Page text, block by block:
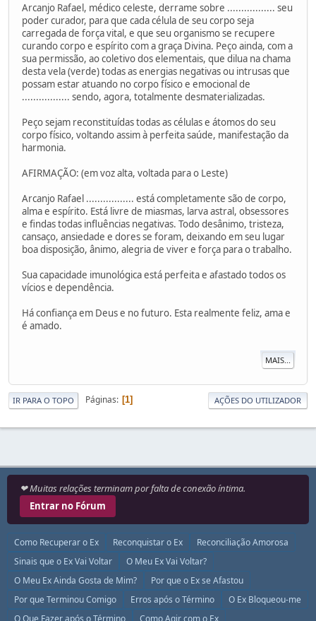
Arcanjo Rafael, médico celeste, derrame sobre ................. seu
poder curador, para que cada célula de seu corpo seja
carregada de força vital, e que seu organismo se recupere
curando corpo e espírito com a graça Divina. Peço ainda, com a
sua permissão, ao coletivo dos elementais, que dilua na chama
desta vela (verde) todas as energias negativas ou intrusas que
possam estar atuando no corpo físico e emocional de
................. sendo, agora, totalmente desmaterializadas.
Peço sejam reconstituídas todas as células e átomos do seu
corpo físico, voltando assim à perfeita saúde, manifestação da
harmonia.
AFIRMAÇÃO: (em voz alta, voltada para o Leste)
Arcanjo Rafael ................. está completamente são de corpo,
alma e espírito. Está livre de miasmas, larva astral, obsessores
e findas todas influências negativas. Todo desânimo, tristeza,
cansaço, ansiedade e dores se foram, deixando em seu lugar
boa disposição, ânimo, alegria de viver e força para o trabalho.
Sua capacidade imunológica está perfeita e afastado todos os
vícios e dependência.
Há confiança em Deus e no futuro. Esta realmente feliz, ama e
é amado.
MAIS...
IR PARA O TOPO Páginas 1 AÇÕES DO UTILIZADOR
❤ Muitas relações terminam por falta de conexão íntima.
Entrar no Fórum
Como Recuperar o Ex Reconquistar o Ex
Reconciliação Amorosa
Sinais que o Ex Vai Voltar
O Meu Ex Vai Voltar?
O Meu Ex Ainda Gosta de Mim?
Por que o Ex se Afastou
Por que Terminou Comigo
Erros após o Término
O Ex Bloqueou-me
O Que Fazer após o Término
Como Agir com o Ex